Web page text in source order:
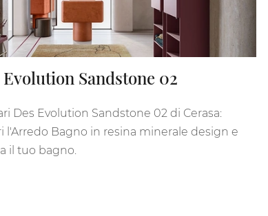
Evolution Sandstone 02
Des Evolution Sandstone 02 di Cerasa:
l'Arredo Bagno in resina minerale design e
il tuo bagno.